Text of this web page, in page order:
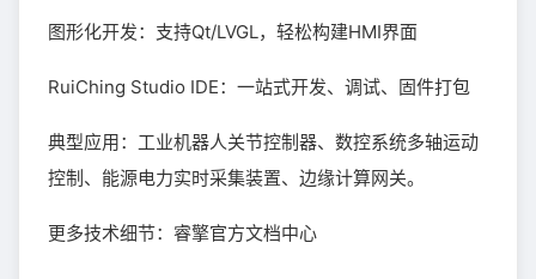
图形化开发：支持Qt/LVGL，轻松构建HMI界面
RuiChing Studio IDE：一站式开发、调试、固件打包
典型应用：工业机器人关节控制器、数控系统多轴运动
控制、能源电力实时采集装置、边缘计算网关。
更多技术细节：睿擎官方文档中心